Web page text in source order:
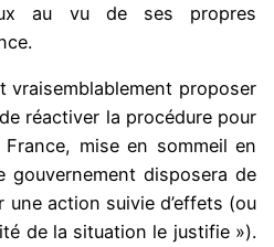
au vu de ses propres
vraisemblablement proposer
réactiver la procédure pour
mise en sommeil en
gouvernement disposera de
une action suivie d’effets (ou
de la situation le justifie »).